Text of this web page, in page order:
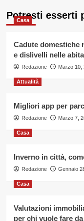
Potresti esserti
Casa
Cadute domestiche
e dislivelli nelle
Redazione Marzo 10,
Attualità
Migliori app per
Redazione Marzo 7,
Casa
Inverno in città,
Redazione Gennaio
Casa
Valutazioni
per chi vuole fare da